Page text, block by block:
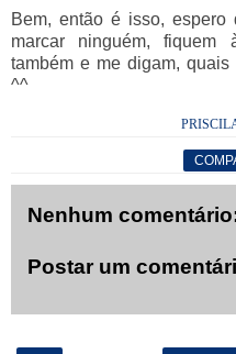
Bem, então é isso, espero
marcar ninguém, fiquem
também e me digam,
^^
Nenhum
Postar um